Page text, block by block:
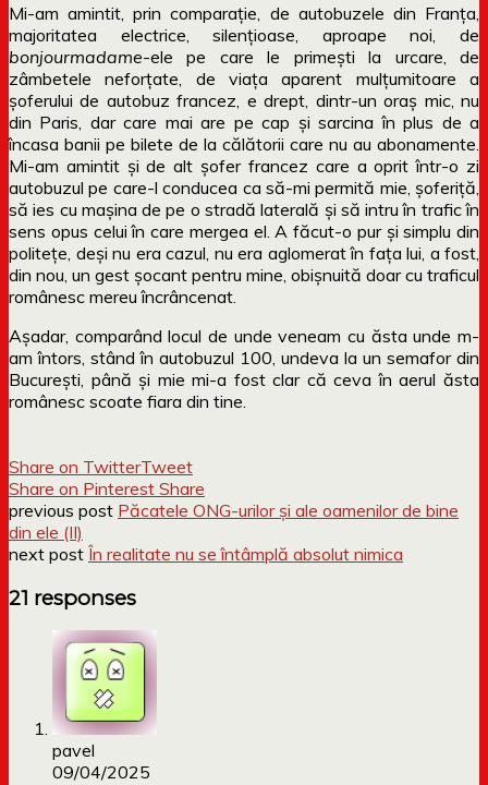
Mi-am amintit, prin comparație, de autobuzele din Franța,
majoritatea electrice, silențioase, aproape noi, de
bonjourmadame-ele pe care le primești la urcare, de
zâmbetele neforțate, de viața aparent mulțumitoare a
șoferului de autobuz francez, e drept, dintr-un oraș mic, nu
din Paris, dar care mai are pe cap și sarcina în plus de a
încasa banii pe bilete de la călătorii care nu au abonamente.
Mi-am amintit și de alt șofer francez care a oprit într-o zi
autobuzul pe care-l conducea ca să-mi permită mie, șoferiță,
să ies cu mașina de pe o stradă laterală și să intru în trafic în
sens opus celui în care mergea el. A făcut-o pur și simplu din
politețe, deși nu era cazul, nu era aglomerat în fața lui, a fost,
din nou, un gest șocant pentru mine, obișnuită doar cu traficul
românesc mereu încrâncenat.
Așadar, comparând locul de unde veneam cu ăsta unde m-
am întors, stând în autobuzul 100, undeva la un semafor din
București, până și mie mi-a fost clar că ceva în aerul ăsta
românesc scoate fiara din tine.
Share on TwitterTweet
Share on Pinterest Share
previous post Păcatele ONG-urilor și ale oamenilor de bine
din ele (II)
next post În realitate nu se întâmplă absolut nimica
21 responses
pavel
09/04/2025